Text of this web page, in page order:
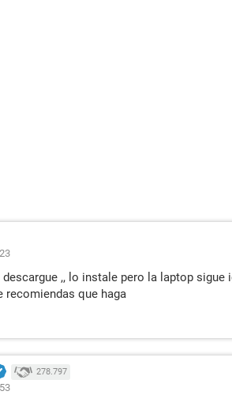
,, lo instale pero la laptop sigue
recomiendas que haga
278.797